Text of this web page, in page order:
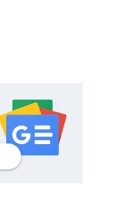
profilgoogle news